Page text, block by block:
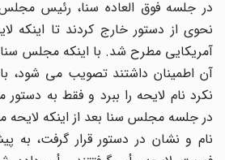
در جلسه فوق العاده سنا، رئیس مجلس،
نحوی از دستور خارج کردند تا اینکه
آمریکایی مطرح شد. با اینکه مجلس سنا
آن اطمینان داشتند تصویب می شود،
نکرد نام لایحه را ببرد و فقط به
در جلسه مجلس سنا بعد از اینکه لایحه
نام و نشان در دستور قرار گرفت، به